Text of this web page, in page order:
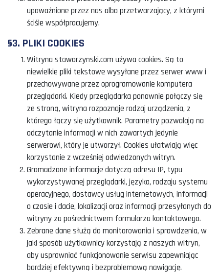
upoważnione przez nas albo przetwarzający, z którymi
ściśle współpracujemy.
§3. PLIKI COOKIES
Witryna staworzynski.com używa cookies. Są to
niewielkie pliki tekstowe wysyłane przez serwer www i
przechowywane przez oprogramowanie komputera
przeglądarki. Kiedy przeglądarka ponownie połączy się
ze stroną, witryna rozpoznaje rodzaj urządzenia, z
którego łączy się użytkownik. Parametry pozwalają na
odczytanie informacji w nich zawartych jedynie
serwerowi, który je utworzył. Cookies ułatwiają więc
korzystanie z wcześniej odwiedzonych witryn.
Gromadzone informacje dotyczą adresu IP, typu
wykorzystywanej przeglądarki, języka, rodzaju systemu
operacyjnego, dostawcy usług internetowych, informacji
o czasie i dacie, lokalizacji oraz informacji przesyłanych do
witryny za pośrednictwem formularza kontaktowego.
Zebrane dane służą do monitorowania i sprawdzenia, w
jaki sposób użytkownicy korzystają z naszych witryn,
aby usprawniać funkcjonowanie serwisu zapewniając
bardziej efektywną i bezproblemową nawigację.